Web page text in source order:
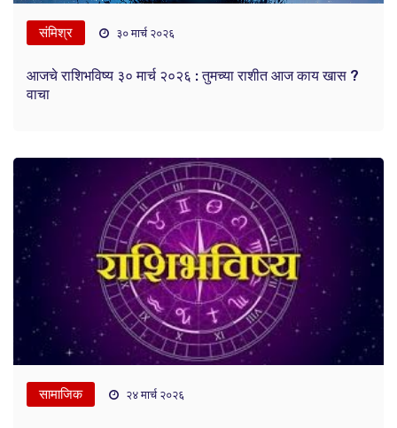
संमिश्र ३० मार्च २०२६
आजचे राशिभविष्य ३० मार्च २०२६ : तुमच्या राशीत आज काय खास ?
वाचा
सामाजिक २४ मार्च २०२६